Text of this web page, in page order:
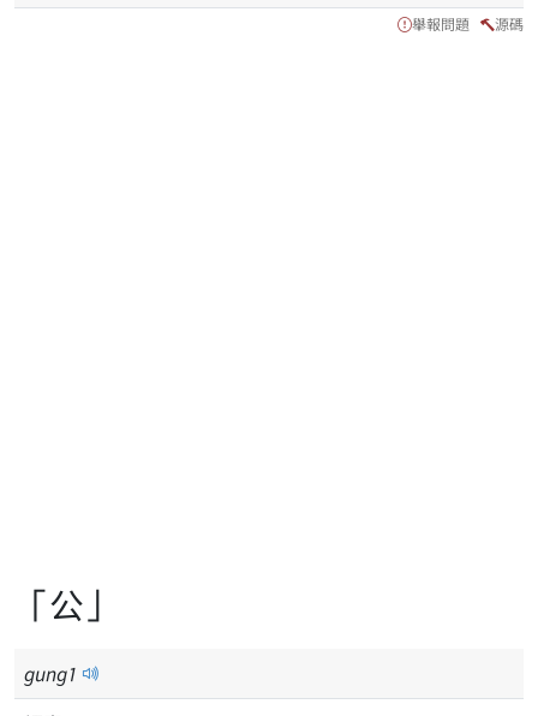
舉報問題 源碼
「公」
gung1